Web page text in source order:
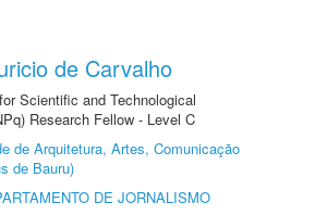
de Carvalho
Scientific and Technological
Research Fellow - Level C
de Arquitetura, Artes, Comunicação
de Bauru)
DE JORNALISMO